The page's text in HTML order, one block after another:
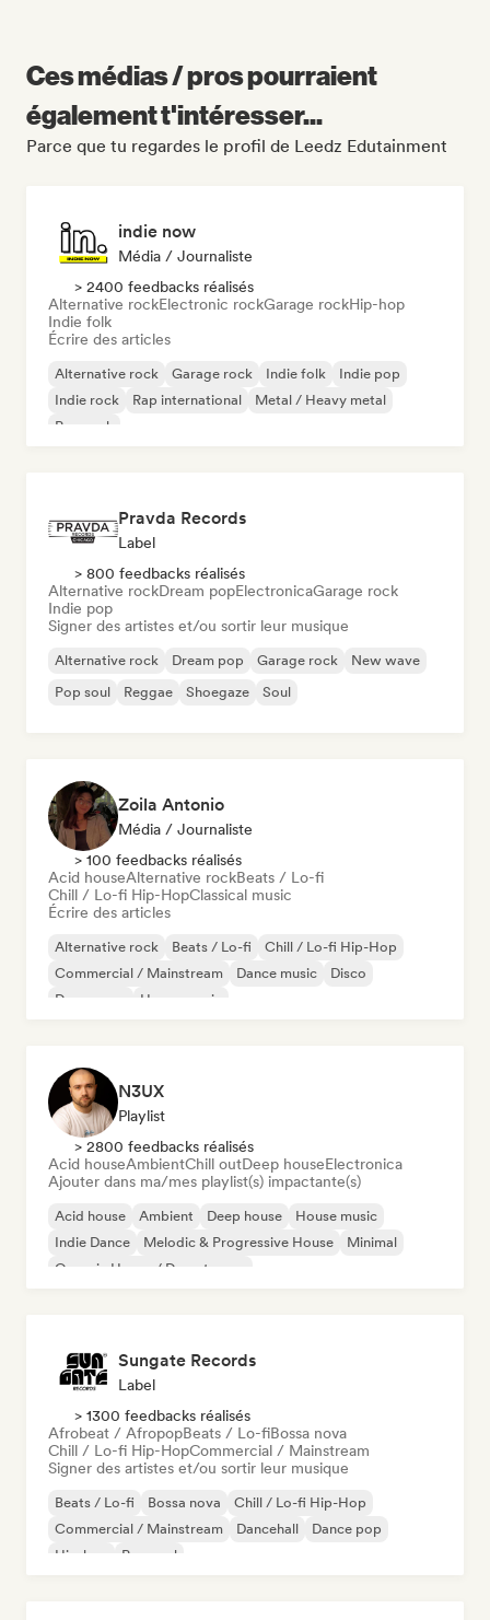
Ces médias / pros pourraient
également t'intéresser...
Parce que tu regardes le profil de Leedz Edutainment
indie now
Média / Journaliste
> 2400 feedbacks réalisés
Alternative rockElectronic rockGarage rockHip-hop
Indie folk
Écrire des articles
Alternative rock Garage rock Indie folk
Indie pop
Indie rock
Rap international
Metal / Heavy metal
Pop rock
Pravda Records
Label
> 800 feedbacks réalisés
Alternative rockDream popElectronicaGarage rock
Indie pop
Signer des artistes et/ou sortir leur musique
Alternative rock Dream pop Garage rock
New wave
Pop soul
Reggae Shoegaze Soul
Zoila Antonio
Média / Journaliste
> 100 feedbacks réalisés
Acid houseAlternative rockBeats / Lo-fi
Chill / Lo-fi Hip-HopClassical music
Écrire des articles
Alternative rock Beats / Lo-fi
Chill / Lo-fi Hip-Hop
Commercial / Mainstream
Dance music
Disco
Dream pop
House music
N3UX
Playlist
> 2800 feedbacks réalisés
Acid houseAmbientChill outDeep houseElectronica
Ajouter dans ma/mes playlist(s) impactante(s)
Acid house Ambient Deep house
House music
Indie Dance
Melodic & Progressive House
Minimal
Organic House / Downtempo
Sungate Records
Label
> 1300 feedbacks réalisés
Afrobeat / AfropopBeats / Lo-fiBossa nova
Chill / Lo-fi Hip-HopCommercial / Mainstream
Signer des artistes et/ou sortir leur musique
Beats / Lo-fi Bossa nova
Chill / Lo-fi Hip-Hop
Commercial / Mainstream
Dancehall
Dance pop
Hip-hop
Pop soul